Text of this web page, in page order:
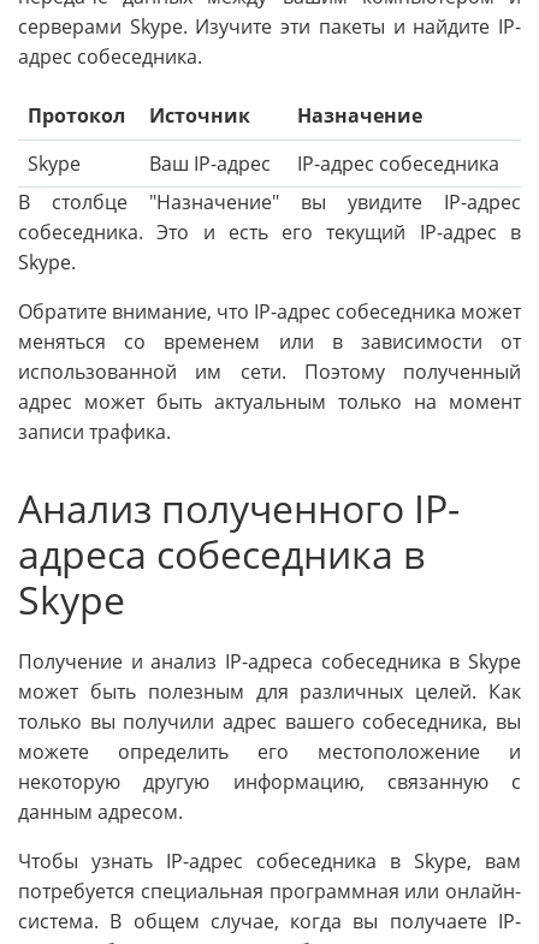
серверами Skype. Изучите эти пакеты и найдите IP-
адрес собеседника.
Протокол Источник
Назначение
Skype
Ваш IP-адрес
IP-адрес собеседника
В столбце "Назначение" вы увидите IP-адрес
собеседника. Это и есть его текущий IP-адрес в
Skype.
Обратите внимание, что IP-адрес собеседника может
меняться со временем или в зависимости от
использованной им сети. Поэтому полученный
адрес может быть актуальным только на момент
записи трафика.
Анализ полученного IP-
адреса собеседника в
Skype
Получение и анализ IP-адреса собеседника в Skype
может быть полезным для различных целей. Как
только вы получили адрес вашего собеседника, вы
можете определить его местоположение и
некоторую другую информацию, связанную с
данным адресом.
Чтобы узнать IP-адрес собеседника в Skype, вам
потребуется специальная программная или онлайн-
система. В общем случае, когда вы получаете IP-